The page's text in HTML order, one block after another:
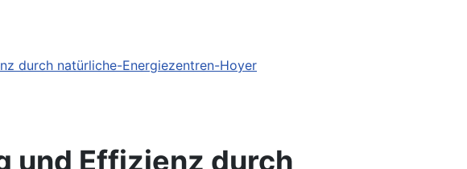
durch natürliche-Energiezentren-Hoyer
und Effizienz durch